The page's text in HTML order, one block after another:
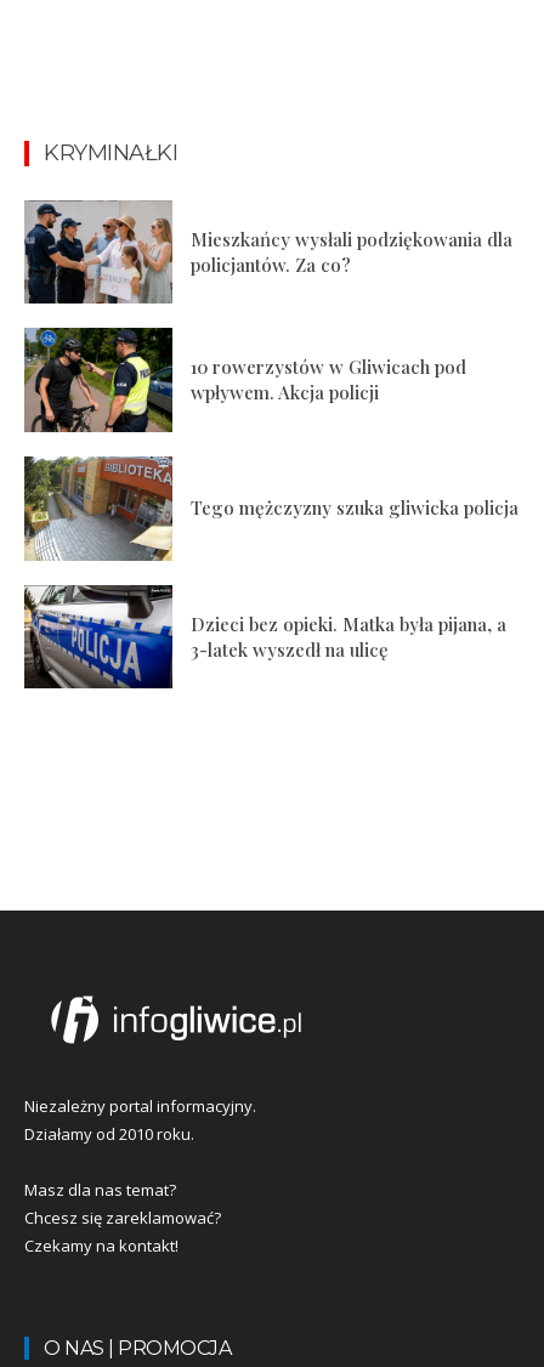
KRYMINAŁKI
Mieszkańcy wysłali podziękowania dla
policjantów. Za co?
10 rowerzystów w Gliwicach pod
wpływem. Akcja policji
Tego mężczyzny szuka gliwicka policja
Dzieci bez opieki. Matka była pijana, a
3-latek wyszedł na ulicę
Niezależny portal informacyjny.
Działamy od 2010 roku.
Masz dla nas temat?
Chcesz się zareklamować?
Czekamy na kontakt!
O NAS | PROMOCJA